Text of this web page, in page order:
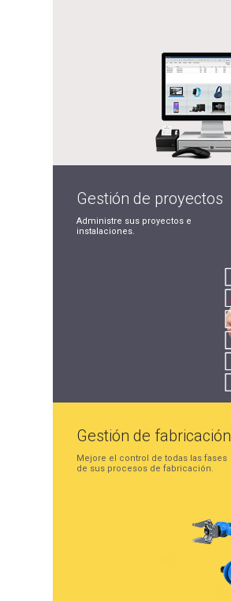
Gestión de proyectos
Administre sus proyectos e
instalaciones.
Gestión de fabricación
Mejore el control de todas las fases
de sus procesos de fabricación.